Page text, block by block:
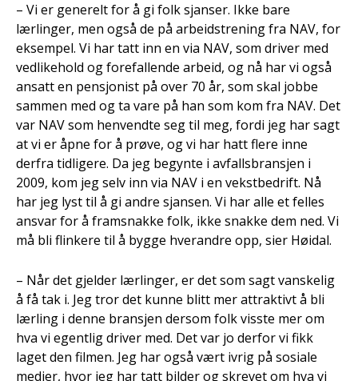
– Vi er generelt for å gi folk sjanser. Ikke bare
lærlinger, men også de på arbeidstrening fra NAV, for
eksempel. Vi har tatt inn en via NAV, som driver med
vedlikehold og forefallende arbeid, og nå har vi også
ansatt en pensjonist på over 70 år, som skal jobbe
sammen med og ta vare på han som kom fra NAV. Det
var NAV som henvendte seg til meg, fordi jeg har sagt
at vi er åpne for å prøve, og vi har hatt flere inne
derfra tidligere. Da jeg begynte i avfallsbransjen i
2009, kom jeg selv inn via NAV i en vekstbedrift. Nå
har jeg lyst til å gi andre sjansen. Vi har alle et felles
ansvar for å framsnakke folk, ikke snakke dem ned. Vi
må bli flinkere til å bygge hverandre opp, sier Høidal.
– Når det gjelder lærlinger, er det som sagt vanskelig
å få tak i. Jeg tror det kunne blitt mer attraktivt å bli
lærling i denne bransjen dersom folk visste mer om
hva vi egentlig driver med. Det var jo derfor vi fikk
laget den filmen. Jeg har også vært ivrig på sosiale
medier, hvor jeg har tatt bilder og skrevet om hva vi